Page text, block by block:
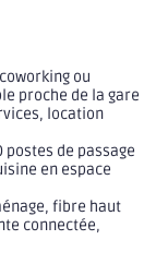
ou
proche de la gare
location
postes de passage
en espace
fibre haut
connectée,